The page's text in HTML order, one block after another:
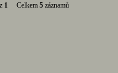
z 1 Celkem 5 záznamů